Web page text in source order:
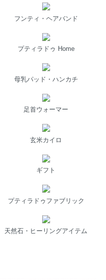
フンティ・ヘアバンド
プティラドゥ Home
母乳パッド・ハンカチ
足首ウォーマー
玄米カイロ
ギフト
プティラドゥファブリック
天然石・ヒーリングアイテム